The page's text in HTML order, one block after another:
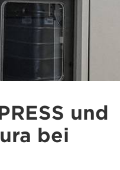
und
bei